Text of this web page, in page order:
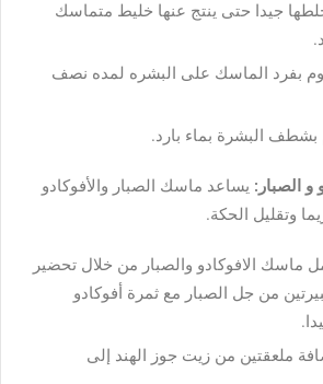
جيدا حتى ينتج عنها خليط متماسك
بفرد الماسك على البشره لمده نصف
البشرة بماء بارد.
و الصبار: يساعد ماسك الصبار والأفوكادو
وتقليل الحكة.
ماسك الافوكادو والصبار من خلال تحضير
من جل الصبار مع ثمرة أفوكادو
ملعقتين من زيت جوز الهند إلى